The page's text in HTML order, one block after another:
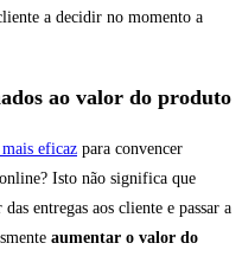
a decidir no momento a
ao valor do produto
eficaz para convencer
Isto não significa que
entregas aos cliente e passar a
aumentar o valor do